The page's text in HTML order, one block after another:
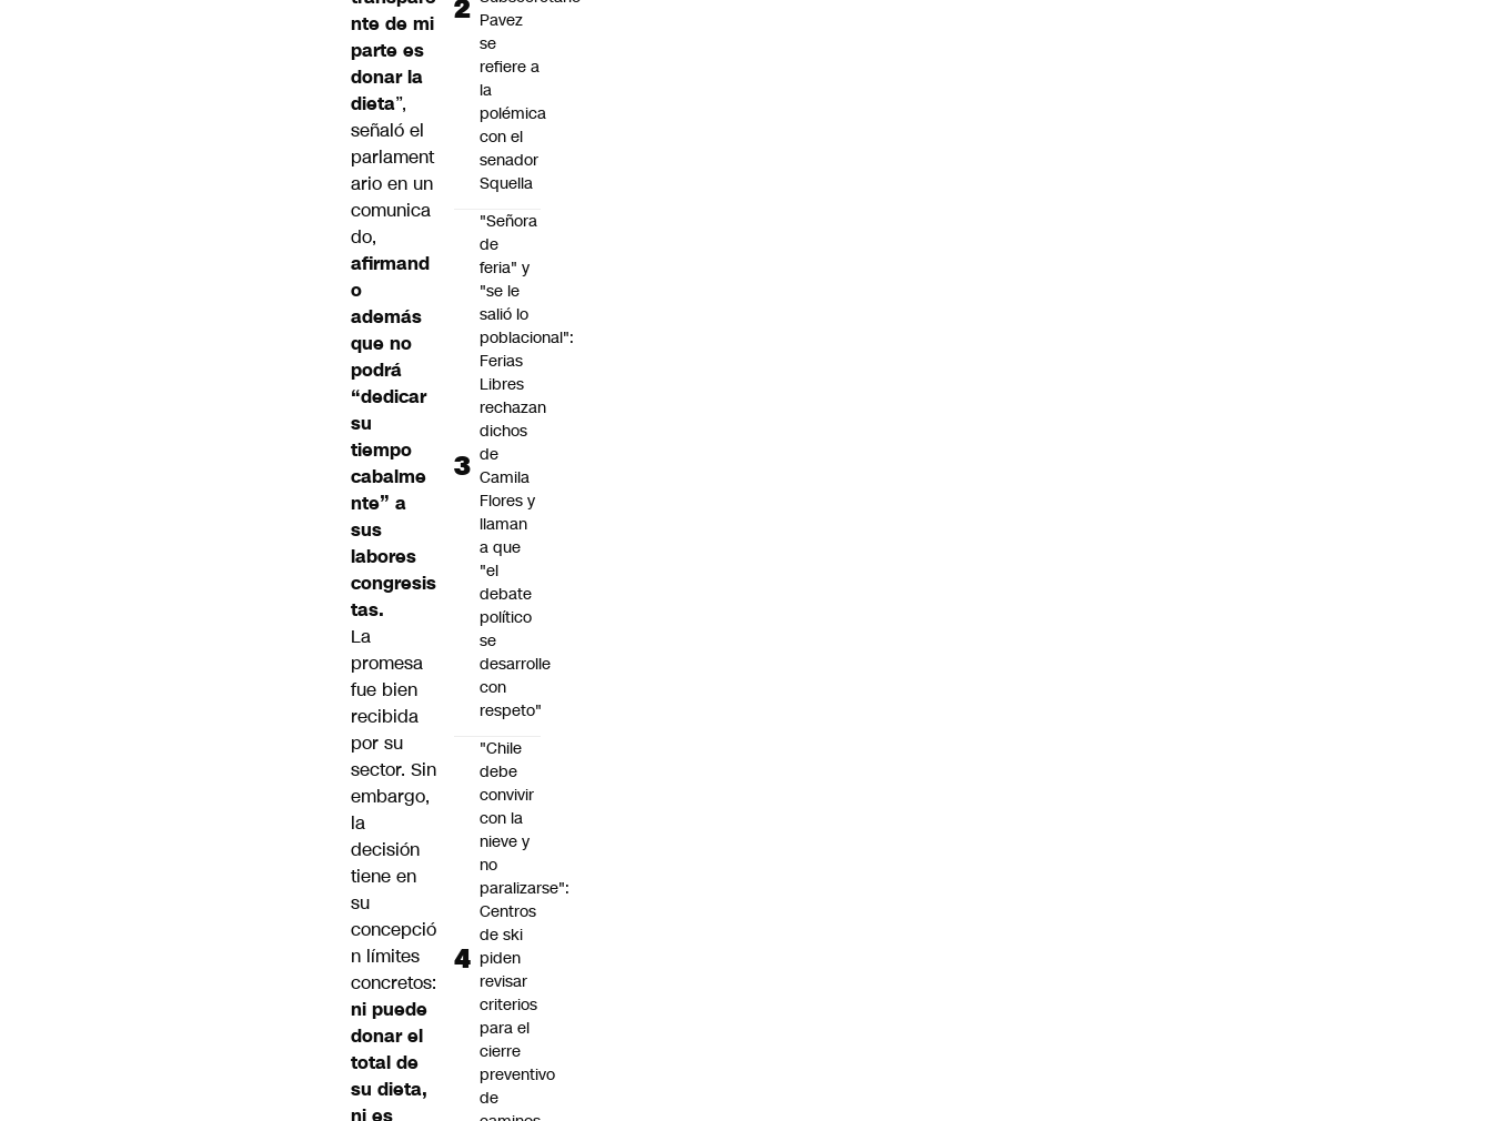
nte de mi
parte es
donar la
dieta”,
señaló el
parlament
ario en un
comunica
do,
afirmand
o
además
que no
podrá
“dedicar
su
tiempo
cabalme
nte” a
sus
labores
congresis
tas.
La
promesa
fue bien
recibida
por su
sector. Sin
embargo,
la
decisión
tiene en
su
concepció
n límites
concretos:
ni puede
donar el
total de
su dieta,
ni es
Pavez
se
refiere a
la
polémica
con el
senador
Squella
"Señora
de
feria" y
"se le
salió lo
poblacional":
Ferias
Libres
rechazan
dichos
de
Camila
Flores y
llaman
a que
"el
debate
político
se
desarrolle
con
respeto"
"Chile
debe
convivir
con la
nieve y
no
paralizarse":
Centros
de ski
piden
revisar
criterios
para el
cierre
preventivo
de